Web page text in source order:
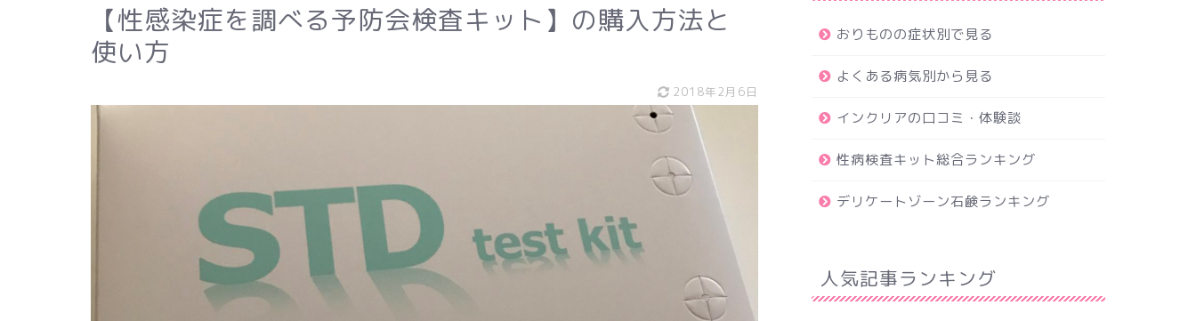
【性感染症を調べる予防会検査キット】の購入方法と
使い方
2018年2月6日
おりものの症状別で見る
よくある病気別から見る
インクリアの口コミ・体験談
性病検査キット総合ランキング
デリケートゾーン石鹸ランキング
人気記事ランキング